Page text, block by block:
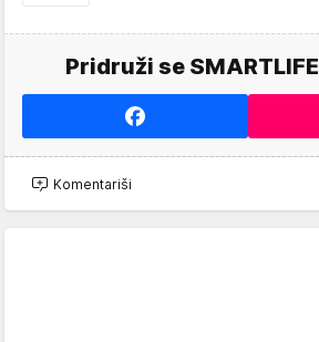
Pridruži se
Komentariši